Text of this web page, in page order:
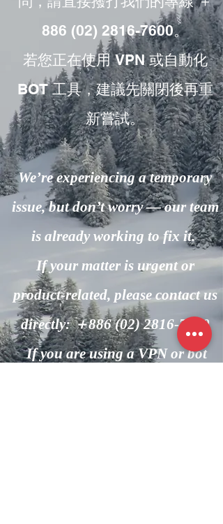
886 (02) 2816-7600。
若您正在使用 VPN 或自動化
BOT 工具，建議先關閉後再重
新嘗試。
We’re experiencing a temporary
issue, but don’t worry — our team
is already working to fix it.
If your matter is urgent or
product-related, please contact us
directly: ＋886(02) 2816-7600
If you are using a VPN or bot